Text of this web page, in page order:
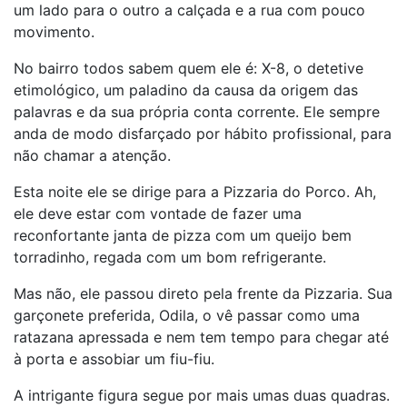
um lado para o outro a calçada e a rua com pouco
movimento.
No bairro todos sabem quem ele é: X-8, o detetive
etimológico, um paladino da causa da origem das
palavras e da sua própria conta corrente. Ele sempre
anda de modo disfarçado por hábito profissional, para
não chamar a atenção.
Esta noite ele se dirige para a Pizzaria do Porco. Ah,
ele deve estar com vontade de fazer uma
reconfortante janta de pizza com um queijo bem
torradinho, regada com um bom refrigerante.
Mas não, ele passou direto pela frente da Pizzaria. Sua
garçonete preferida, Odila, o vê passar como uma
ratazana apressada e nem tem tempo para chegar até
à porta e assobiar um fiu-fiu.
A intrigante figura segue por mais umas duas quadras.